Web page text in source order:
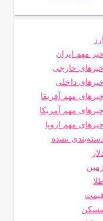
ارز
خبر مهم ایران
خبرهای خارجی
خبرهای داخلی
خبرهای مهم آفریقا
خبرهای مهم آمریکا
خبرهای مهم اروپا
نشده
زمین
قیمت
مسکن